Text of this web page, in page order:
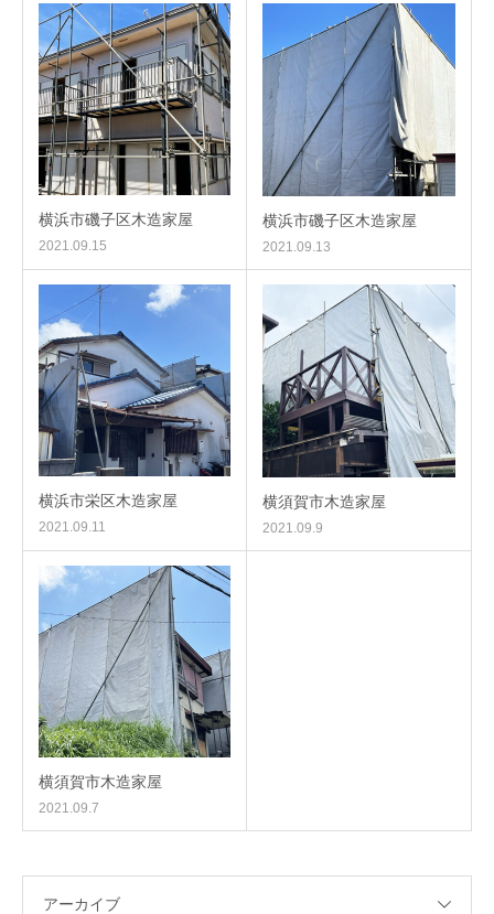
横浜市磯子区木造家屋
2021.09.15
横浜市磯子区木造家屋
2021.09.13
横浜市栄区木造家屋
2021.09.11
横須賀市木造家屋
2021.09.9
横須賀市木造家屋
2021.09.7
アーカイブ